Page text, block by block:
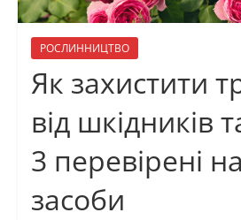
РОСЛИННИЦТВО
Як захистити
від шкідників
3 перевірені
засоби